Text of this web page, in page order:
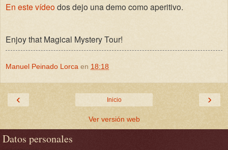
En este vídeo dos dejo una demo como aperitivo.
Enjoy that Magical Mystery Tour!
Manuel Peinado Lorca en 18:18
‹ ›
Inicio
Ver versión web
Datos personales